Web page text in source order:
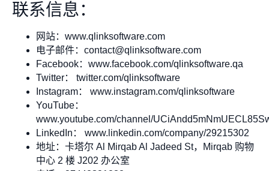
联系信息：
网站：www.qlinksoftware.com
电子邮件： contact@qlinksoftware.com
Facebook：www.facebook.com/qlinksoftware.qa
Twitter： twitter.com/qlinksoftware
Instagram： www.instagram.com/qlinksoftware
YouTube：
www.youtube.com/channel/
LinkedIn： www.linkedin.com/company/29215302
地址：卡塔尔 Al Mirqab Al Jadeed St，Mirqab 购物
中心 2 楼 J202 办公室